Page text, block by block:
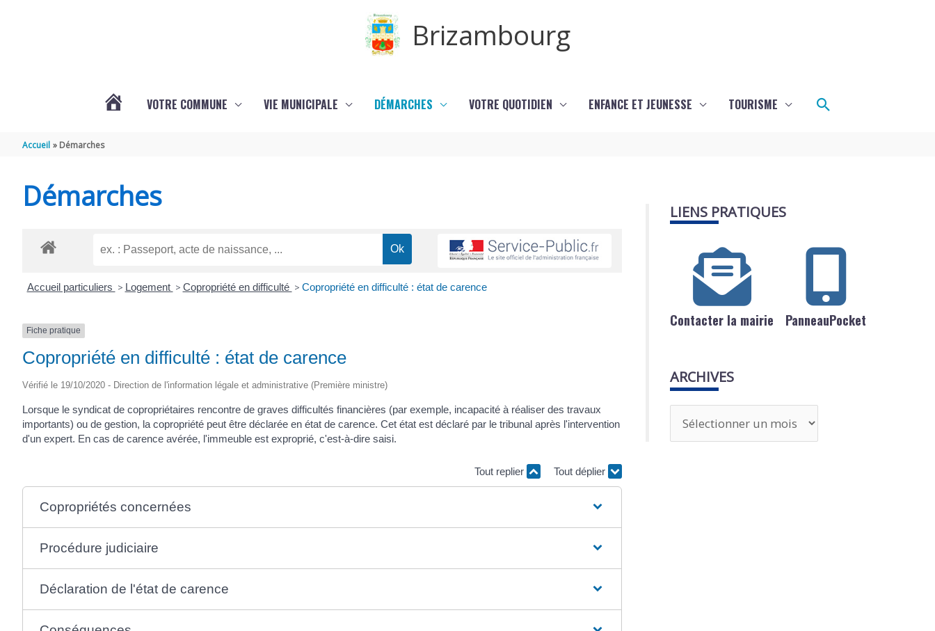
Brizambourg
VOTRE COMMUNE VIE MUNICIPALE DÉMARCHES VOTRE QUOTIDIEN ENFANCE ET JEUNESSE TOURISME Rechercher
Accueil Démarches
Démarches
Accueil particuliers > Logement > Copropriété en difficulté > Copropriété en difficulté : état de carence
Fiche pratique
Copropriété en difficulté : état de carence
Vérifié le 19/10/2020 - Direction de l'information légale et administrative (Première ministre)
Lorsque le syndicat de copropriétaires rencontre de graves difficultés financières (par exemple, incapacité à réaliser des travaux
importants) ou de gestion, la copropriété peut être déclarée en état de carence. Cet état est déclaré par le tribunal après l'intervention
d'un expert. En cas de carence avérée, l'immeuble est exproprié, c'est-à-dire saisi.
Tout replier Tout déplier
Copropriétés concernées
Procédure judiciaire
Déclaration de l'état de carence
LIENS PRATIQUES
Contacter la mairie PanneauPocket
ARCHIVES
r